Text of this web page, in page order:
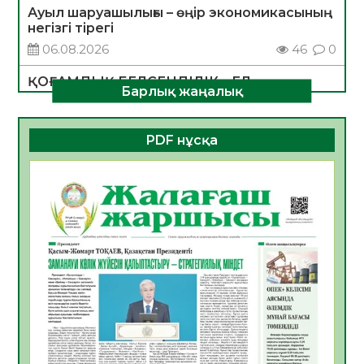
Ауыл шаруашылығы – өңір экономикасының
негізгі тірегі
06.08.2026
46 0
ҚОҒАМДЫҚ БЕЛСЕНДІЛІК – ЕЛ
ДАМУЫНЫҢ НЕГІЗІ
06.08.2026
44 0
ҚҰРЫЛТАЙ САЙЛАУЫ – БОЛАШАҚҚА
06.08.2026
Инфекциялық ауруларға қарсы иммундау
жұмыстарының тиімділігі
06.08.2026
48
Көкжөтел ауруы туралы
06.08.2026
44
АПВ вакцинасы туралы мәлімет
Барлық жаңалық
PDF нұсқа